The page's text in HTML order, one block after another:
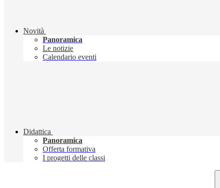
Novità
Panoramica
Le notizie
Calendario eventi
Didattica
Panoramica
Offerta formativa
I progetti delle classi